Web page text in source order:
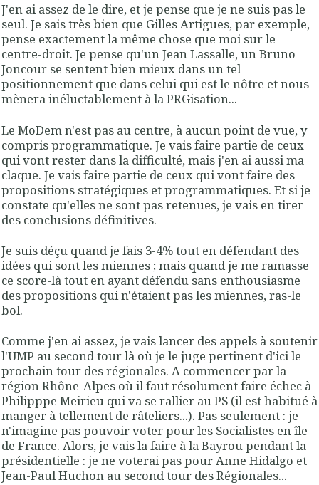
J'en ai assez de le dire, et je pense que je ne suis pas le
seul. Je sais très bien que Gilles Artigues, par exemple,
pense exactement la même chose que moi sur le
centre-droit. Je pense qu'un Jean Lassalle, un Bruno
Joncour se sentent bien mieux dans un tel
positionnement que dans celui qui est le nôtre et nous
mènera inéluctablement à la PRGisation...
Le MoDem n'est pas au centre, à aucun point de vue, y
compris programmatique. Je vais faire partie de ceux
qui vont rester dans la difficulté, mais j'en ai aussi ma
claque. Je vais faire partie de ceux qui vont faire des
propositions stratégiques et programmatiques. Et si je
constate qu'elles ne sont pas retenues, je vais en tirer
des conclusions définitives.
Je suis déçu quand je fais 3-4% tout en défendant des
idées qui sont les miennes ; mais quand je me ramasse
ce score-là tout en ayant défendu sans enthousiasme
des propositions qui n'étaient pas les miennes, ras-le
bol.
Comme j'en ai assez, je vais lancer des appels à soutenir
l'UMP au second tour là où je le juge pertinent d'ici le
prochain tour des régionales. A commencer par la
région Rhône-Alpes où il faut résolument faire échec à
Philipppe Meirieu qui va se rallier au PS (il est habitué à
manger à tellement de râteliers...). Pas seulement : je
n'imagine pas pouvoir voter pour les Socialistes en île
de France. Alors, je vais la faire à la Bayrou pendant la
présidentielle : je ne voterai pas pour Anne Hidalgo et
Jean-Paul Huchon au second tour des Régionales...